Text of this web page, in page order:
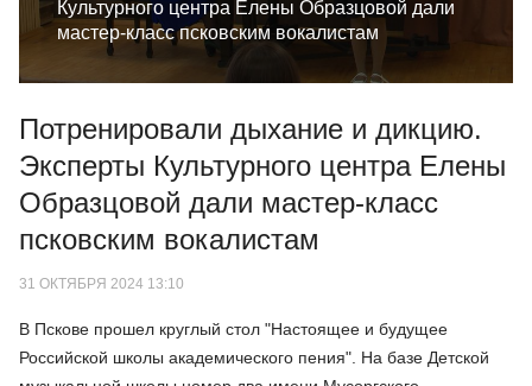
Культурного центра Елены Образцовой дали
мастер-класс псковским вокалистам
Потренировали дыхание и дикцию.
Эксперты Культурного центра Елены
Образцовой дали мастер-класс
псковским вокалистам
31 ОКТЯБРЯ 2024 13:10
В Пскове прошел круглый стол "Настоящее и будущее
Российской школы академического пения". На базе Детской